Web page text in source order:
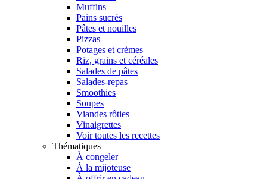
Muffins
Pains sucrés
Pâtes et nouilles
Pizzas
Potages et crèmes
Riz, grains et céréales
Salades de pâtes
Salades-repas
Smoothies
Soupes
Viandes rôties
Vinaigrettes
Voir toutes les recettes
Thématiques
À congeler
À la mijoteuse